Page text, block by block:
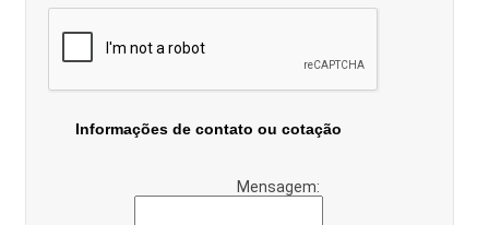
Informações de contato ou cotação
Mensagem: